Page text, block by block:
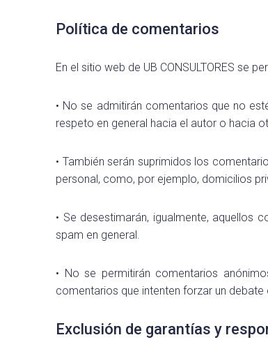
Política de comentarios
En el sitio web de UB CONSULTORES se
• No se admitirán comentarios que no
respeto en general hacia el autor o hacia
• También serán suprimidos los
personal, como, por ejemplo, domicilios
• Se desestimarán, igualmente,
spam en general.
• No se permitirán comentarios
comentarios que intenten forzar un
Exclusión de garantías y